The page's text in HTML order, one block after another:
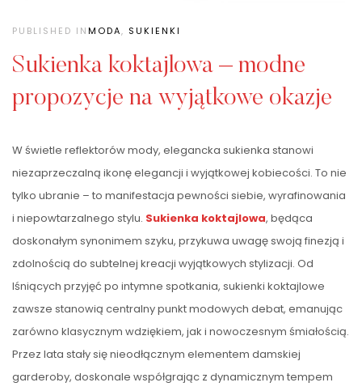
PUBLISHED INMODA, SUKIENKI
Sukienka koktajlowa – modne
propozycje na wyjątkowe okazje
W świetle reflektorów mody, elegancka sukienka stanowi
niezaprzeczalną ikonę elegancji i wyjątkowej kobiecości. To nie
tylko ubranie – to manifestacja pewności siebie, wyrafinowania
i niepowtarzalnego stylu. Sukienka koktajlowa, będąca
doskonałym synonimem szyku, przykuwa uwagę swoją finezją i
zdolnością do subtelnej kreacji wyjątkowych stylizacji. Od
lśniących przyjęć po intymne spotkania, sukienki koktajlowe
zawsze stanowią centralny punkt modowych debat, emanując
zarówno klasycznym wdziękiem, jak i nowoczesnym śmiałością.
Przez lata stały się nieodłącznym elementem damskiej
garderoby, doskonale współgrając z dynamicznym tempem